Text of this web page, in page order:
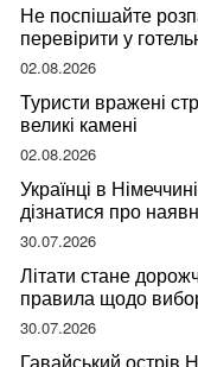
Не поспішайте
перевірити у
мандрівниці
02.08.2026
Туристи вражені
великі камені
02.08.2026
Українці в
дізнатися про
30.07.2026
Літати стане
правила щодо
30.07.2026